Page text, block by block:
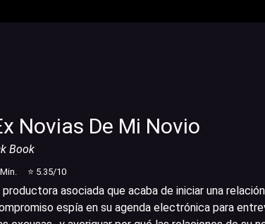
Novias De Mi Novio
Book
Min. ⭐ 5.35/10
productora asociada que acaba de iniciar una
espía en su agenda electrónica para